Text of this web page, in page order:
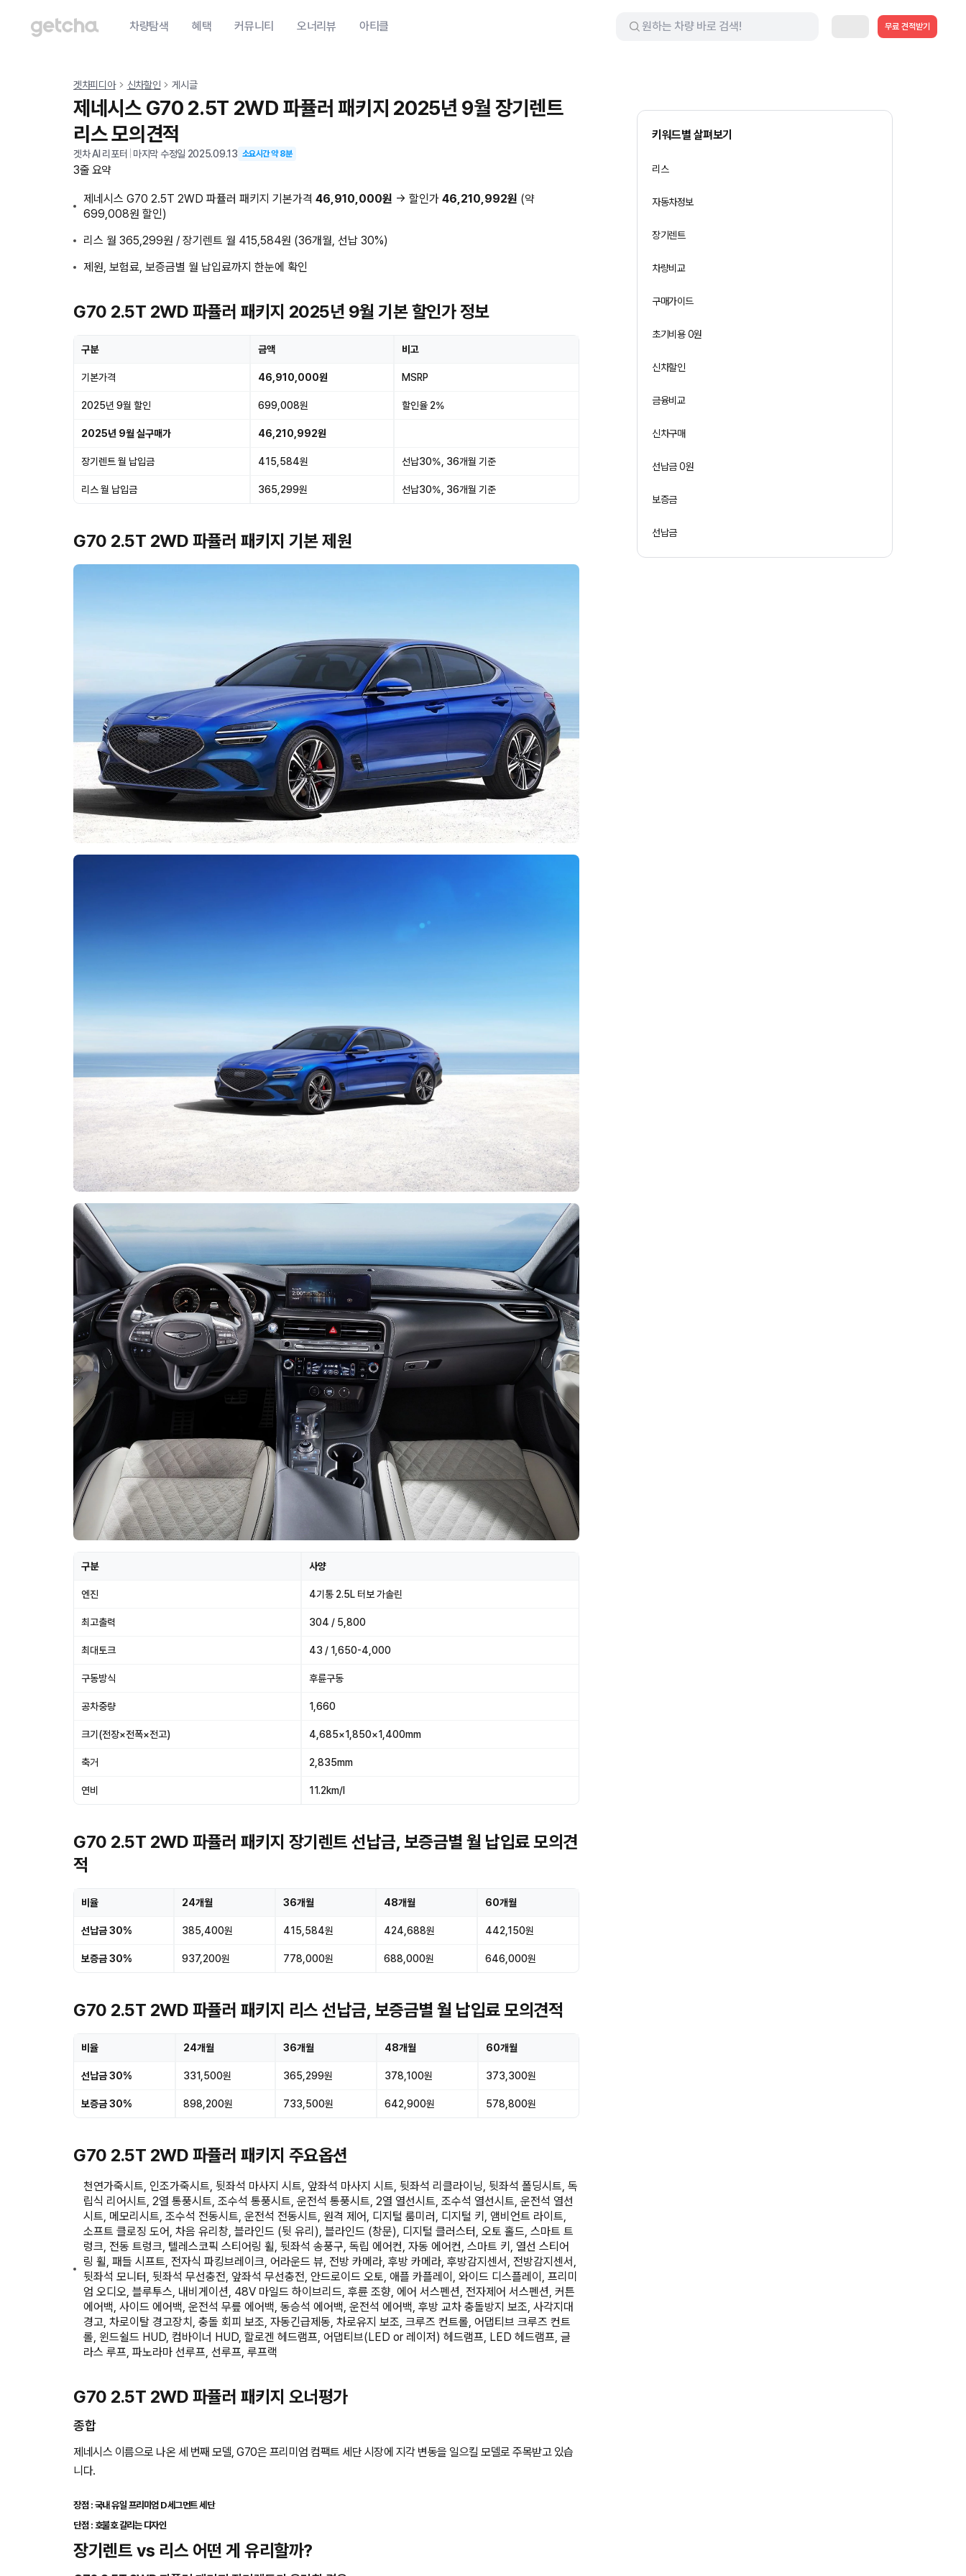
차량탐색 혜택 커뮤니티 오너리뷰 아티클 무료 견적받기
겟차피디아 신차할인 게시글
제네시스 G70 2.5T 2WD 파퓰러 패키지 2025년 9월 장기렌트
리스 모의견적
겟차 AI 리포터 마지막 수정일 2025.09.13 소요시간 약8분
3줄 요약
제네시스 G70 2.5T 2WD 파퓰러 패키지 기본가격46,910,000원 → 할인가46,210,992원 (약
699,008원 할인)
리스 월 365,299원 / 장기렌트 월 415,584원 (36개월, 선납 30%)
제원, 보험료, 보증금별 월 납입료까지 한눈에 확인
G70 2.5T 2WD 파퓰러 패키지 2025년 9월 기본 할인가 정보
구분 금액 비고
기본가격 46,910,000원 MSRP
2025년 9월 할인 699,008원 할인율 2%
2025년 9월 실구매가 46,210,992원
장기렌트 월 납입금 415,584원 선납30%, 36개월 기준
리스 월 납입금 365,299원 선납30%, 36개월 기준
G70 2.5T 2WD 파퓰러 패키지 기본 제원
구분 사양
엔진 4기통 2.5L 터보 가솔린
최고출력 304 / 5,800
최대토크 43 / 1,650-4,000
구동방식 후륜구동
공차중량 1,660
크기(전장×전폭×전고) 4,685×1,850×1,400mm
축거 2,835mm
연비 11.2km/l
G70 2.5T 2WD 파퓰러 패키지 장기렌트 선납금, 보증금별 월 납입료 모의견
적
비율 24개월 36개월 48개월 60개월
선납금 30% 385,400원 415,584원 424,688원 442,150원
보증금 30% 937,200원 778,000원 688,000원 646,000원
G70 2.5T 2WD 파퓰러 패키지 리스 선납금, 보증금별 월 납입료 모의견적
비율 24개월 36개월 48개월 60개월
선납금 30% 331,500원 365,299원 378,100원 373,300원
보증금 30% 898,200원 733,500원 642,900원 578,800원
G70 2.5T 2WD 파퓰러 패키지 주요옵션
천연가죽시트, 인조가죽시트, 뒷좌석 마사지 시트, 앞좌석 마사지 시트, 뒷좌석 리클라이닝, 뒷좌석 폴딩시트, 독
립식 리어시트, 2열 통풍시트, 조수석 통풍시트, 운전석 통풍시트, 2열 열선시트, 조수석 열선시트, 운전석 열선
시트, 메모리시트, 조수석 전동시트, 운전석 전동시트, 원격 제어, 디지털 룸미러, 디지털 키, 앰비언트 라이트,
소프트 클로징 도어, 차음 유리창, 블라인드 (뒷 유리), 블라인드 (창문), 디지털 클러스터, 오토 홀드, 스마트 트
렁크, 전동 트렁크, 텔레스코픽 스티어링 휠, 뒷좌석 송풍구, 독립 에어컨, 자동 에어컨, 스마트 키, 열선 스티어
링 휠, 패들 시프트, 전자식 파킹브레이크, 어라운드 뷰, 전방 카메라, 후방 카메라, 후방감지센서, 전방감지센서,
뒷좌석 모니터, 뒷좌석 무선충전, 앞좌석 무선충전, 안드로이드 오토, 애플 카플레이, 와이드 디스플레이, 프리미
엄 오디오, 블루투스, 내비게이션, 48V 마일드 하이브리드, 후륜 조향, 에어 서스펜션, 전자제어 서스펜션, 커튼
에어백, 사이드 에어백, 운전석 무릎 에어백, 동승석 에어백, 운전석 에어백, 후방 교차 충돌방지 보조, 사각지대
경고, 차로이탈 경고장치, 충돌 회피 보조, 자동긴급제동, 차로유지 보조, 크루즈 컨트롤, 어댑티브 크루즈 컨트
롤, 윈드쉴드 HUD, 컴바이너 HUD, 할로겐 헤드램프, 어댑티브(LED or 레이저) 헤드램프, LED 헤드램프, 글
라스 루프, 파노라마 선루프, 선루프, 루프랙
G70 2.5T 2WD 파퓰러 패키지 오너평가
종합
제네시스 이름으로 나온 세 번째 모델, G70은 프리미엄 컴팩트 세단 시장에 지각 변동을 일으킬 모델로 주목받고 있습
니다.
장점 : 국내 유일 프리미엄 D세그먼트 세단
단점 : 호불호 갈리는 디자인
장기렌트 vs 리스 어떤 게 유리할까?
키워드별 살펴보기
리스
자동차정보
장기렌트
차량비교
구매가이드
초기비용 0원
신차할인
금융비교
신차구매
선납금 0원
보증금
선납금